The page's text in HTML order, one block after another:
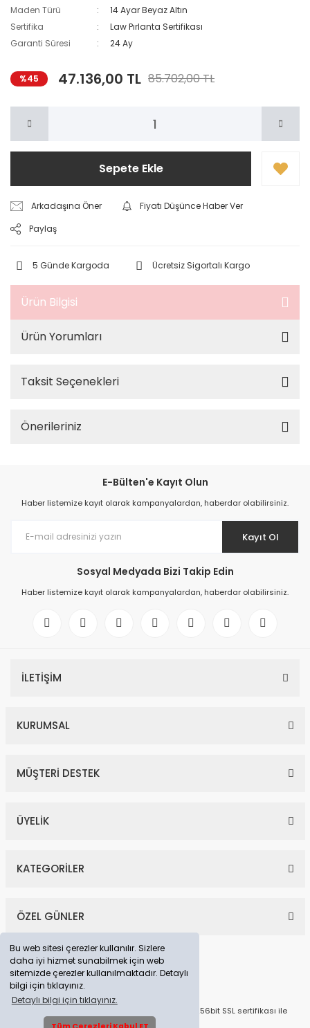
Bu web sitesi çerezler kullanılır. Sizlere
daha iyi hizmet sunabilmek için web
sitemizde çerezler kullanılmaktadır. Detaylı
bilgi için tıklayınız.
Detaylı bilgi için tıklayınız.
Maden Türü
14 Ayar Beyaz Altın
Sertifika
Law Pırlanta Sertifikası
Garanti Süresi
24 Ay
%45 47.136,00 TL 85.702,00 TL
Sepete Ekle
Arkadaşına Öner
Fiyatı Düşünce Haber Ver
Paylaş
5 Günde Kargoda Ücretsiz Sigortalı Kargo
Ürün Bilgisi
Ürün Yorumları
Taksit Seçenekleri
Önerileriniz
E-Bülten'e Kayıt Olun
Haber listemize kayıt olarak kampanyalardan, haberdar olabilirsiniz.
Kayıt Ol
Sosyal Medyada Bizi Takip Edin
Haber listemize kayıt olarak kampanyalardan, haberdar olabilirsiniz.
İLETİŞİM
KURUMSAL
MÜŞTERİ DESTEK
ÜYELİK
KATEGORİLER
ÖZEL GÜNLER
© Tüm Hakları Saklıdır. Kredi kartı bilgileriniz 256bit SSL sertifikası ile
korunmaktadır.